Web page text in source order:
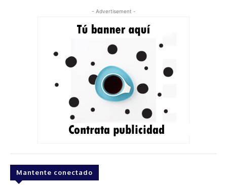
- Advertisement -
Mantente conectado